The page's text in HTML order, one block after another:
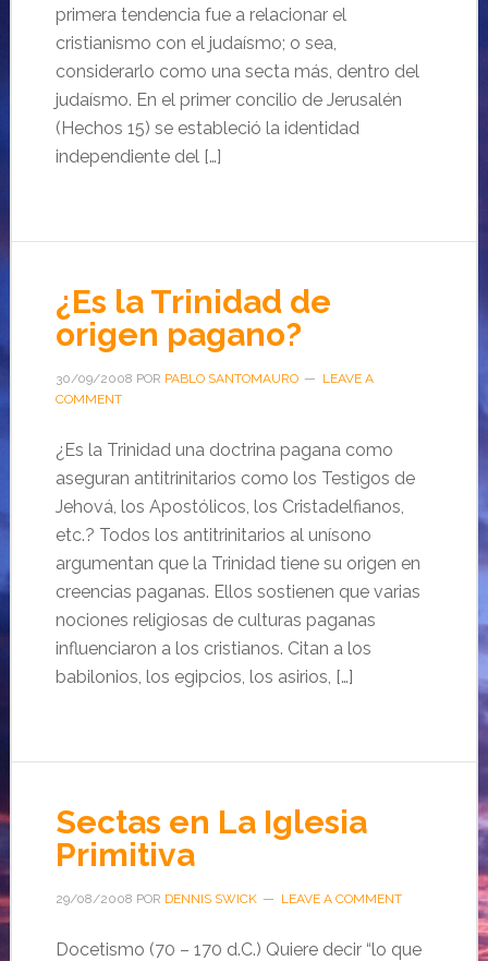
primera tendencia fue a relacionar el
cristianismo con el judaísmo; o sea,
considerarlo como una secta más, dentro del
judaísmo. En el primer concilio de Jerusalén
(Hechos 15) se estableció la identidad
independiente del […]
¿Es la Trinidad de
origen pagano?
30/09/2008 POR PABLO SANTOMAURO
LEAVE A
COMMENT
¿Es la Trinidad una doctrina pagana como
aseguran antitrinitarios como los Testigos de
Jehová, los Apostólicos, los Cristadelfianos,
etc.? Todos los antitrinitarios al unísono
argumentan que la Trinidad tiene su origen en
creencias paganas. Ellos sostienen que varias
nociones religiosas de culturas paganas
influenciaron a los cristianos. Citan a los
babilonios, los egipcios, los asirios, […]
Sectas en La Iglesia
Primitiva
29/08/2008 POR DENNIS SWICK LEAVE A COMMENT
Docetismo (70 – 170 d.C.) Quiere decir “lo que